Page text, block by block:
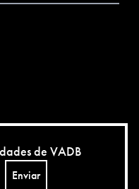
de VADB
Enviar